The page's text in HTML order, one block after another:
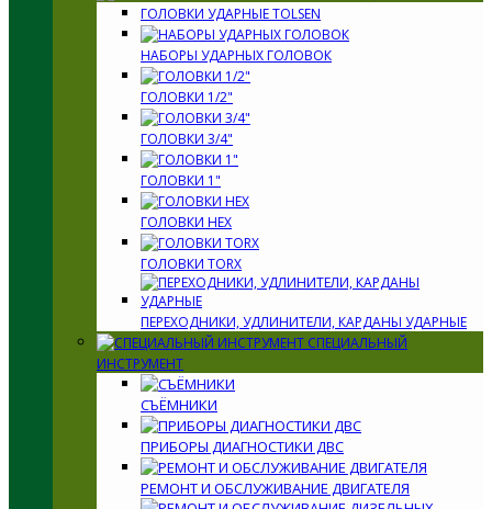
ГОЛОВКИ УДАРНЫЕ TOLSEN
НАБОРЫ УДАРНЫХ ГОЛОВОК
ГОЛОВКИ 1/2"
ГОЛОВКИ 3/4"
ГОЛОВКИ 1"
ГОЛОВКИ HEX
ГОЛОВКИ TORX
ПЕРЕХОДНИКИ, УДЛИНИТЕЛИ, КАРДАНЫ УДАРНЫЕ
СПЕЦИАЛЬНЫЙ
ИНСТРУМЕНТ
СЪЁМНИКИ
ПРИБОРЫ ДИАГНОСТИКИ ДВС
РЕМОНТ И ОБСЛУЖИВАНИЕ ДВИГАТЕЛЯ